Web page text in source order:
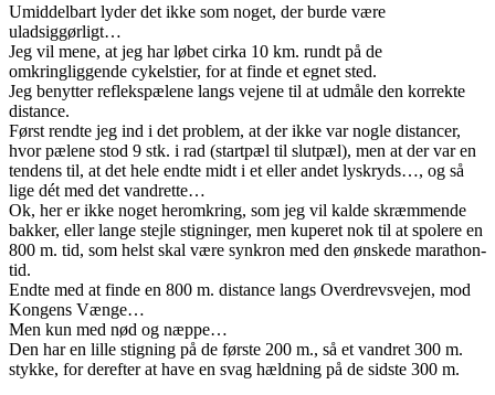
Umiddelbart lyder det ikke som noget, der burde være
uladsiggørligt…
Jeg vil mene, at jeg har løbet cirka 10 km. rundt på de
omkringliggende cykelstier, for at finde et egnet sted.
Jeg benytter reflekspælene langs vejene til at udmåle den korrekte
distance.
Først rendte jeg ind i det problem, at der ikke var nogle distancer,
hvor pælene stod 9 stk. i rad (startpæl til slutpæl), men at der var en
tendens til, at det hele endte midt i et eller andet lyskryds…, og så
lige dét med det vandrette…
Ok, her er ikke noget heromkring, som jeg vil kalde skræmmende
bakker, eller lange stejle stigninger, men kuperet nok til at spolere en
800 m. tid, som helst skal være synkron med den ønskede marathon-
tid.
Endte med at finde en 800 m. distance langs Overdrevsvejen, mod
Kongens Vænge…
Men kun med nød og næppe…
Den har en lille stigning på de første 200 m., så et vandret 300 m.
stykke, for derefter at have en svag hældning på de sidste 300 m.